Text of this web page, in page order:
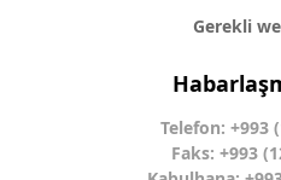
Gerekli
Telefon: +993
Faks: +993